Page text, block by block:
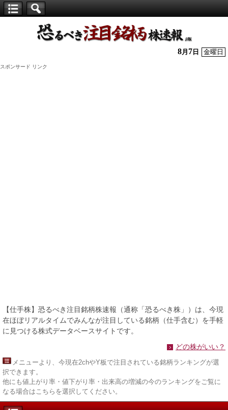
株】
8月 7 日 金曜日
スポンサード リンク
【仕手株】恐るべき注目銘柄株速報（通称「恐るべき株」）は、今現
在ほぼリアルタイムでみんなが注目している銘柄（仕手含む）を手軽
に見つける株式データベースサイトです。
どの株がいい？
メニューより、今現在2chやY板で注目されている銘柄ランキングが選
択できます。
他にも値上がり率・値下がり率・出来高の増減の今のランキングをご覧に
なる場合はこちらを選択してください。